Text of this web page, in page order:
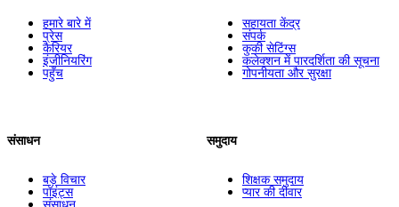
हमारे बारे में
प्रेस
कैरियर
इंजीनियरिंग
पहुँच
संसाधन
बड़े विचार
पॉइंट्स
सहायता केंद्र
संपर्क
कुकी सेटिंग्स
कलेक्शन में पारदर्शिता की सूचना
गोपनीयता और सुरक्षा
समुदाय
शिक्षक समुदाय
प्यार की दीवार